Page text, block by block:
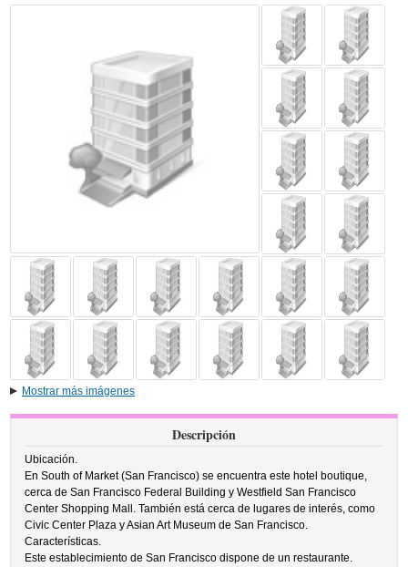
Mostrar más imágenes
Descripción
Ubicación.
En South of Market (San Francisco) se encuentra este hotel boutique,
cerca de San Francisco Federal Building y Westfield San Francisco
Center Shopping Mall. También está cerca de lugares de interés, como
Civic Center Plaza y Asian Art Museum de San Francisco.
Características.
Este establecimiento de San Francisco dispone de un restaurante.